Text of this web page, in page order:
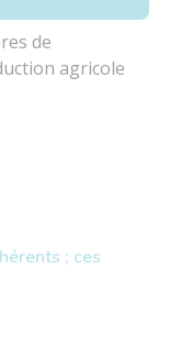
de
agricole
; ces